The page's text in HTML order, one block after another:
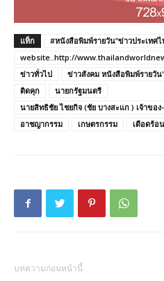
แท็ก
#หนังสือพิมพ์รายวัน”ข่าวประเทศ
website..http://
ข่าวทั่วไป
ข่าวสังคม หนังสือพิมพ์รายวัน
ติดคุก
นายกรัฐมนตรี
นายสิทธิชัย ไชยกิจ (ชัย บางสะแก ) เจ้าขอ
อาชญากรรม
เกษตรกรรม เดือดร้อน
บทความก่อนหน้านี้